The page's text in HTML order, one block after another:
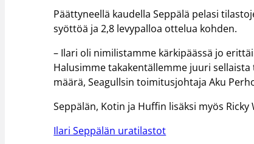
Päättyneellä kaudella Seppälä pelasi
syöttöä ja 2,8 levypalloa ottelua kohden.
– Ilari oli nimilistamme kärkipäässä jo
Halusimme takakentällemme juuri
määrä, Seagullsin toimitusjohtaja Aku
Seppälän, Kotin ja Huffin lisäksi myös
Ilari Seppälän uratilastot